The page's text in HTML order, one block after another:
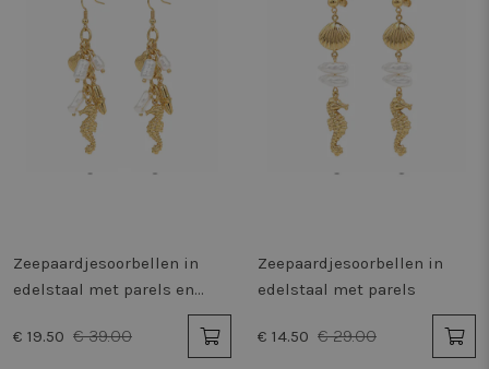
Zeepaardjesoorbellen in
edelstaal met parels en
€ 19.50 € 39.00
Zeepaardjesoorbellen in
edelstaal met parels
€ 14.50 € 29.00